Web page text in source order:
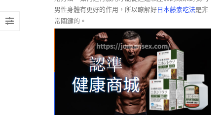
男性身體有更好的作用，所以瞭解好日本藤素吃法是非
常關鍵的。